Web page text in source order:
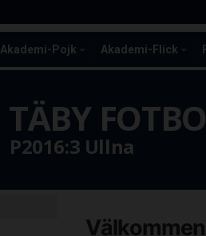
Akademi-Pojk Akademi-Flick
TÄBY
P2016:3 Ullna